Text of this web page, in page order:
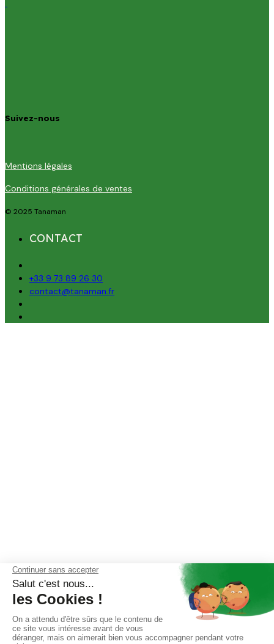
Suivez-nous
Mentions légales
Conditions générales de ventes
© 2025 Tanaman
CONTACT
+33 9 73 89 26 30
contact@tanaman.fr